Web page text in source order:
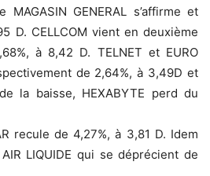
GENERAL s’affirme et
D. CELLCOM vient en deuxième
à 8,42 D. TELNET et EURO
de 2,64%, à 3,49D et
la baisse, HEXABYTE perd du
recule de 4,27%, à 3,81 D. Idem
LIQUIDE qui se déprécient de